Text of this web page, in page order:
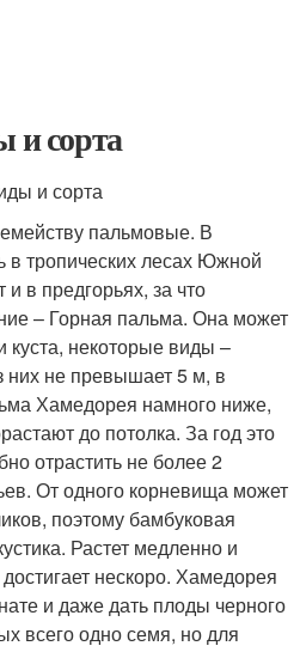
и сорта
пальмовые. В
в тропических лесах Южной
в предгорьях, за что
– Горная пальма. Она может
куста, некоторые виды –
не превышает 5 м, в
Хамедорея намного ниже,
до потолка. За год это
отрастить не более 2
От одного корневища может
поэтому бамбуковая
Растет медленно и
нескоро. Хамедорея
и даже дать плоды черного
всего одно семя, но для